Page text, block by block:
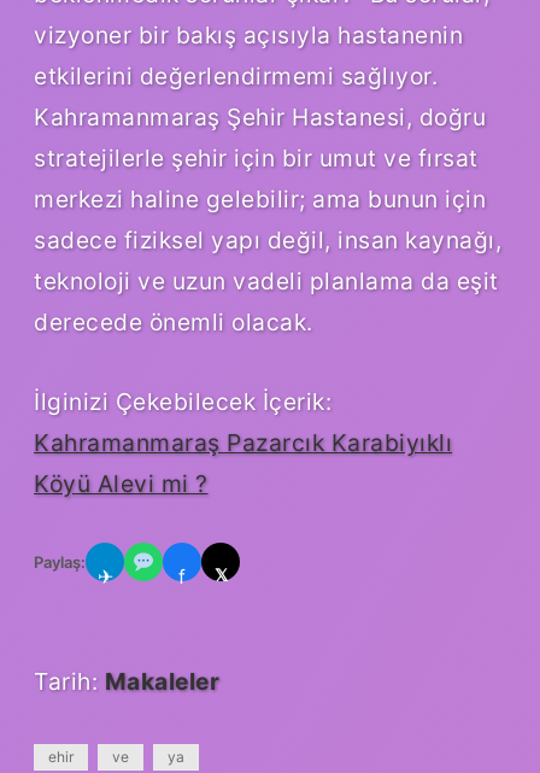
vizyoner bir bakış açısıyla hastanenin
etkilerini değerlendirmemi sağlıyor.
Kahramanmaraş Şehir Hastanesi, doğru
stratejilerle şehir için bir umut ve fırsat
merkezi haline gelebilir; ama bunun için
sadece fiziksel yapı değil, insan kaynağı,
teknoloji ve uzun vadeli planlama da eşit
derecede önemli olacak.
İlginizi Çekebilecek İçerik:
Kahramanmaraş Pazarcık Karabiyıklı
Köyü Alevi mi ?
Paylaş:
✈ f 𝕏
Tarih: Makaleler
ehir ve ya